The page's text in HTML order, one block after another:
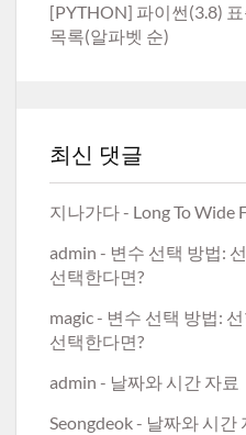
[PYTHON] 파이썬(3.8)
목록(알파벳 순)
최신 댓글
지나가다- Long To Wide
admin - 변수 선택 방법:
선택한다면?
magic- 변수 선택 방법:
선택한다면?
admin - 날짜와 시간 자료
Seongdeok- 날짜와 시간